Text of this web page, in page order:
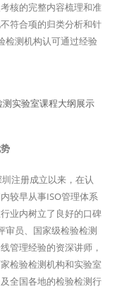
核的完整内容梳理和准
符合项的归类分析和针
检测机构认可通过经验
注册成立以来，在认
较早从事ISO管理体系
业内树立了良好的口碑
审员、国家级检验检测
管理经验的资深讲师，
检验检测机构和实验室
全国各地的检验检测行